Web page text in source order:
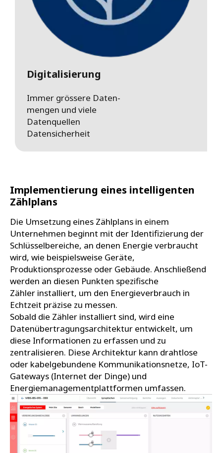
Digitalisierung
Immer grössere Daten-
mengen und viele
Datenquellen
Datensicherheit
Implementierung eines intelligenten
Zählplans
Die Umsetzung eines Zählplans in einem
Unternehmen beginnt mit der Identifizierung der
Schlüsselbereiche, an denen Energie verbraucht
wird, wie beispielsweise Geräte,
Produktionsprozesse oder Gebäude. Anschließend
werden an diesen Punkten spezifische
Zähler installiert, um den Energieverbrauch in
Echtzeit präzise zu messen.
Sobald die Zähler installiert sind, wird eine
Datenübertragungsarchitektur entwickelt, um
diese Informationen zu erfassen und zu
zentralisieren. Diese Architektur kann drahtlose
oder kabelgebundene Kommunikationsnetze, IoT-
Gateways (Internet der Dinge) und
Energiemanagementplattformen umfassen.